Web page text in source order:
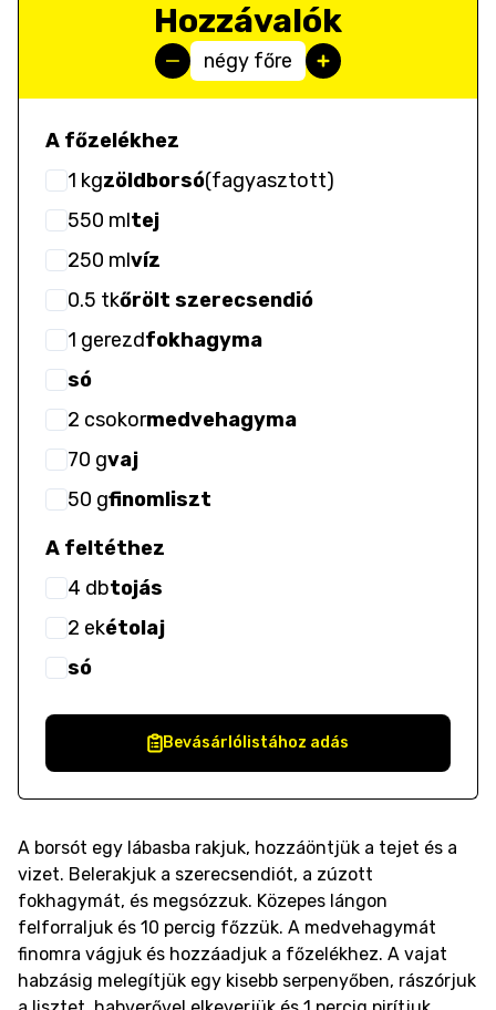
Hozzávalók
négy főre
A főzelékhez
1 kgzöldborsó(fagyasztott)
550 mltej
250 mlvíz
0.5 tkőrölt szerecsendió
1 gerezdfokhagyma
só
2 csokormedvehagyma
70 gvaj
50 gfinomliszt
A feltéthez
4 dbtojás
2 ekétolaj
só
Bevásárlólistához adás
A borsót egy lábasba rakjuk, hozzáöntjük a tejet és a
vizet. Belerakjuk a szerecsendiót, a zúzott
fokhagymát, és megsózzuk. Közepes lángon
felforraljuk és 10 percig főzzük. A medvehagymát
finomra vágjuk és hozzáadjuk a főzelékhez. A vajat
habzásig melegítjük egy kisebb serpenyőben, rászórjuk